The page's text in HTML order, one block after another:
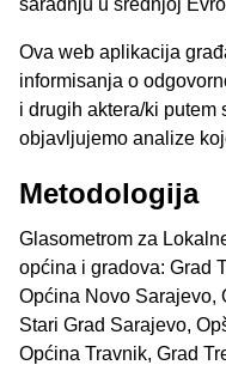
saradnju u srednjoj
Ova web aplikacija
informisanja o
i drugih aktera/ki putem
objavljujemo analize
Metodologija
Glasometrom za
općina i gradova: Grad
Općina Novo Sarajevo,
Stari Grad Sarajevo,
Općina Travnik, Grad